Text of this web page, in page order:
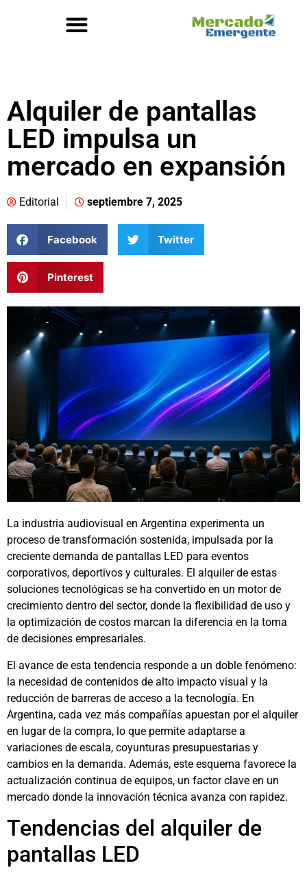
Alquiler de pantallas
LED impulsa un
mercado en expansión
Editorial septiembre 7, 2025
Facebook Twitter
Pinterest
La industria audiovisual en Argentina experimenta un
proceso de transformación sostenida, impulsada por la
creciente demanda de pantallas LED para eventos
corporativos, deportivos y culturales. El alquiler de estas
soluciones tecnológicas se ha convertido en un motor de
crecimiento dentro del sector, donde la flexibilidad de uso y
la optimización de costos marcan la diferencia en la toma
de decisiones empresariales.
El avance de esta tendencia responde a un doble fenómeno:
la necesidad de contenidos de alto impacto visual y la
reducción de barreras de acceso a la tecnología. En
Argentina, cada vez más compañías apuestan por el alquiler
en lugar de la compra, lo que permite adaptarse a
variaciones de escala, coyunturas presupuestarias y
cambios en la demanda. Además, este esquema favorece la
actualización continua de equipos, un factor clave en un
mercado donde la innovación técnica avanza con rapidez.
Tendencias del alquiler de
pantallas LED